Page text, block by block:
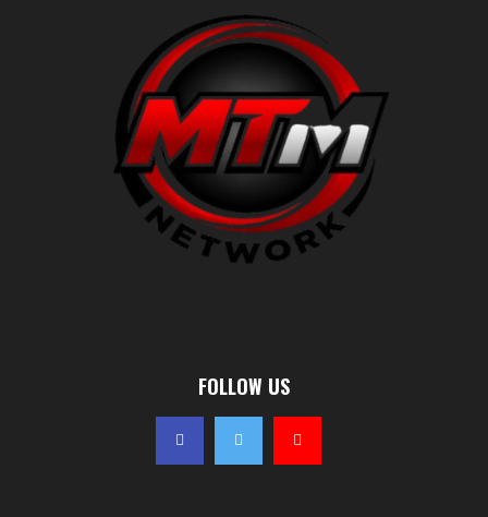
FOLLOW US